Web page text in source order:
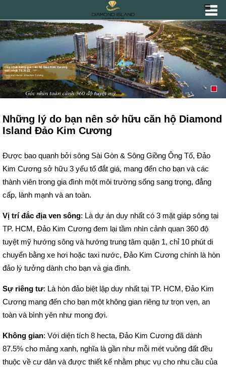
Cập nhật bảng giá căn hộ Đảo Kim Cương
mới nhất T8.2023
Diamond Island - Đảo Kim Cương
Những lý do bạn nên sở hữu căn hộ Diamond
Island Đảo Kim Cương
Được bao quanh bởi sông Sài Gòn & Sông Giồng Ông Tố, Đảo
Kim Cương sở hữu 3 yếu tố đắt giá, mang đến cho bạn và các
thành viên trong gia đình một môi trường sống sang trọng, đẳng
cấp, lành mạnh và an toàn.
Vị trí đắc địa ven sông: Là dự án duy nhất có 3 mặt giáp sông tại
TP. HCM, Đảo Kim Cương đem lại tầm nhìn cảnh quan 360 độ
tuyệt mỹ hướng sông và hướng trung tâm quận 1, chỉ 10 phút di
chuyển bằng xe hơi hoặc taxi nước, Đảo Kim Cương chính là hòn
đảo lý tưởng dành cho bạn và gia đình.
Sự riêng tư: Là hòn đảo biệt lập duy nhất tại TP. HCM, Đảo Kim
Cương mang đến cho bạn một không gian riêng tư trọn vẹn, an
toàn và bình yên như mong đợi.
Không gian: Với diện tích 8 hecta, Đảo Kim Cương đã dành
87.5% cho mảng xanh, nghĩa là gần như mỗi mét vuông đất đều
thuộc về cư dân và được thiết kế nhằm phục vụ cho nhu cầu của